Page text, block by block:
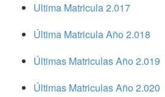
Ultima Matricula 2.017
Última Matricula Año 2.018
Últimas Matriculas Año 2.019
Últimas Matriculas Año 2.020